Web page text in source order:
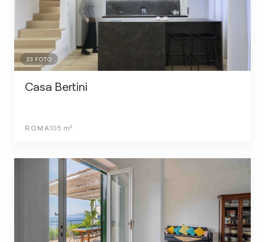
33 FOTO
Casa Bertini
ROMA105 m²